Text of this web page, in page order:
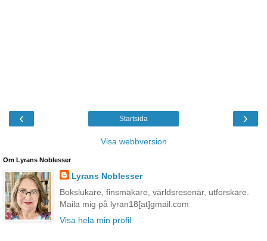
‹ ›
Startsida
Visa webbversion
Om Lyrans Noblesser
Lyrans Noblesser
Bokslukare, finsmakare, världsresenär, utforskare.
Maila mig på lyran18[at]gmail.com
Visa hela min profil